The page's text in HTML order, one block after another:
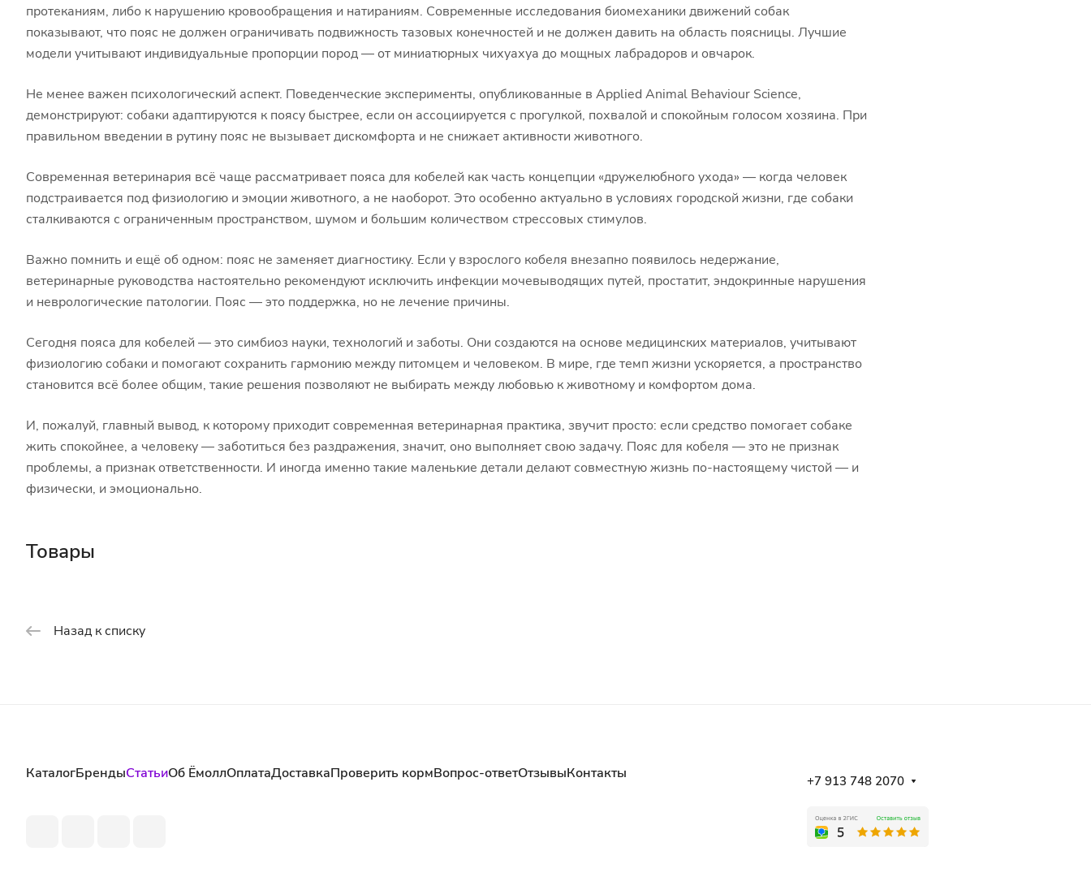
протеканиям, либо к нарушению кровообращения и натираниям. Современные исследования биомеханики движений собак
показывают, что пояс не должен ограничивать подвижность тазовых конечностей и не должен давить на область поясницы. Лучшие
модели учитывают индивидуальные пропорции пород — от миниатюрных чихуахуа до мощных лабрадоров и овчарок.
Не менее важен психологический аспект. Поведенческие эксперименты, опубликованные в Applied Animal Behaviour Science,
демонстрируют: собаки адаптируются к поясу быстрее, если он ассоциируется с прогулкой, похвалой и спокойным голосом хозяина. При
правильном введении в рутину пояс не вызывает дискомфорта и не снижает активности животного.
Современная ветеринария всё чаще рассматривает пояса для кобелей как часть концепции «дружелюбного ухода» — когда человек
подстраивается под физиологию и эмоции животного, а не наоборот. Это особенно актуально в условиях городской жизни, где собаки
сталкиваются с ограниченным пространством, шумом и большим количеством стрессовых стимулов.
Важно помнить и ещё об одном: пояс не заменяет диагностику. Если у взрослого кобеля внезапно появилось недержание,
ветеринарные руководства настоятельно рекомендуют исключить инфекции мочевыводящих путей, простатит, эндокринные нарушения
и неврологические патологии. Пояс — это поддержка, но не лечение причины.
Сегодня пояса для кобелей — это симбиоз науки, технологий и заботы. Они создаются на основе медицинских материалов, учитывают
физиологию собаки и помогают сохранить гармонию между питомцем и человеком. В мире, где темп жизни ускоряется, а пространство
становится всё более общим, такие решения позволяют не выбирать между любовью к животному и комфортом дома.
И, пожалуй, главный вывод, к которому приходит современная ветеринарная практика, звучит просто: если средство помогает собаке
жить спокойнее, а человеку — заботиться без раздражения, значит, оно выполняет свою задачу. Пояс для кобеля — это не признак
проблемы, а признак ответственности. И иногда именно такие маленькие детали делают совместную жизнь по-настоящему чистой — и
физически, и эмоционально.
Товары
Назад к списку
КаталогБрендыСтатьиОб ЁмоллОплатаДоставкаПроверить кормВопрос-ответОтзывыКонтакты +7 913 748 2070